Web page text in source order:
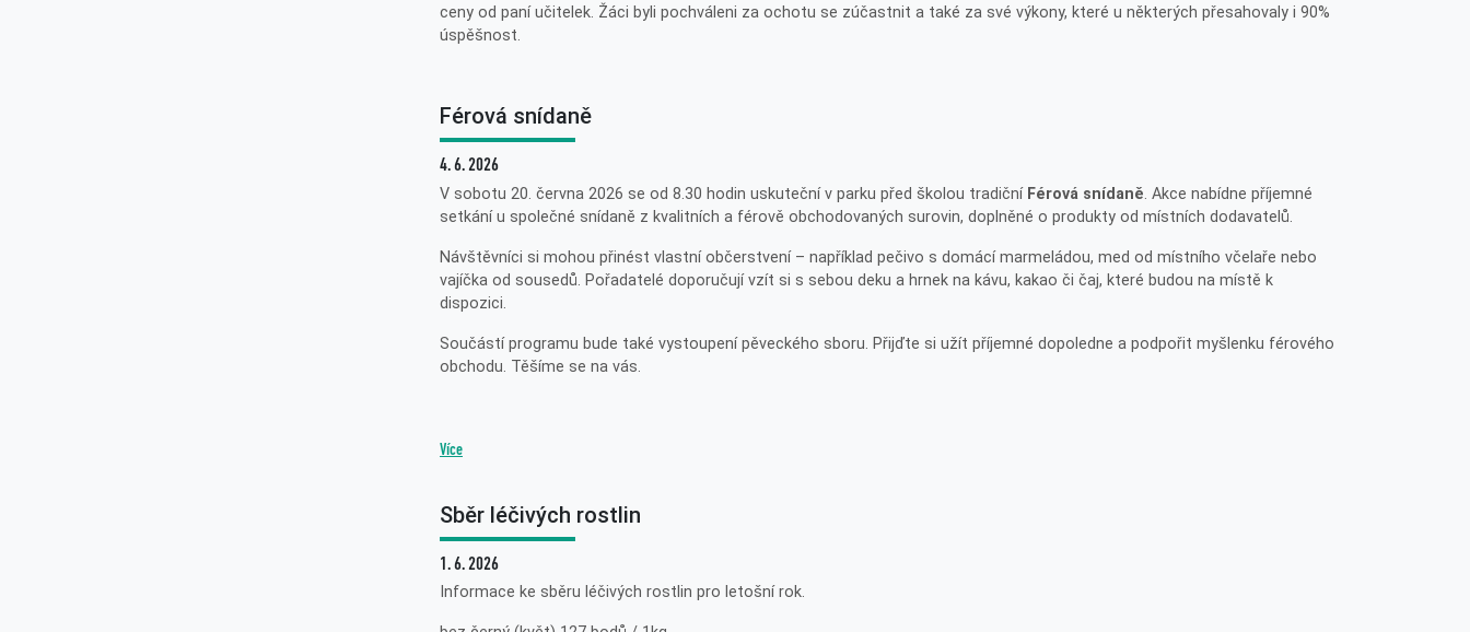
ceny od paní učitelek. Žáci byli pochváleni za ochotu se zúčastnit a také za své výkony, které u některých přesahovaly i 90%
úspěšnost.
Férová snídaně
4. 6. 2026
V sobotu 20. června 2026 se od 8.30 hodin uskuteční v parku před školou tradiční Férová snídaně. Akce nabídne příjemné
setkání u společné snídaně z kvalitních a férově obchodovaných surovin, doplněné o produkty od místních dodavatelů.
Návštěvníci si mohou přinést vlastní občerstvení – například pečivo s domácí marmeládou, med od místního včelaře nebo
vajíčka od sousedů. Pořadatelé doporučují vzít si s sebou deku a hrnek na kávu, kakao či čaj, které budou na místě k
dispozici.
Součástí programu bude také vystoupení pěveckého sboru. Přijďte si užít příjemné dopoledne a podpořit myšlenku férového
obchodu. Těšíme se na vás.
Více
Sběr léčivých rostlin
1. 6. 2026
Informace ke sběru léčivých rostlin pro letošní rok.